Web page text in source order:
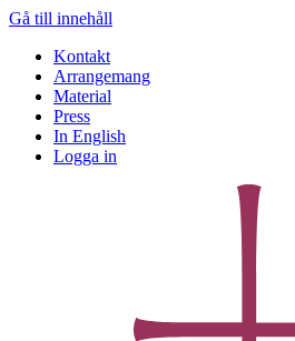
Gå till innehåll
Kontakt
Arrangemang
Material
Press
In English
Logga in